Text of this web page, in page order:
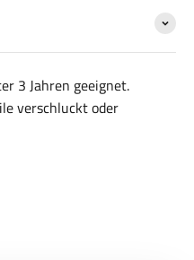
3 Jahren geeignet.
verschluckt oder